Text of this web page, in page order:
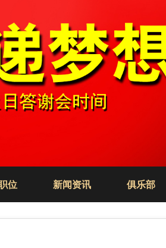
位 新闻资讯 俱乐部